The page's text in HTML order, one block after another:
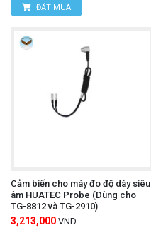
ĐẶT MUA
Cảm biến cho máy đo độ dày siêu
âm HUATEC Probe (Dùng cho
TG-8812 và TG-2910)
3,213,000 VND